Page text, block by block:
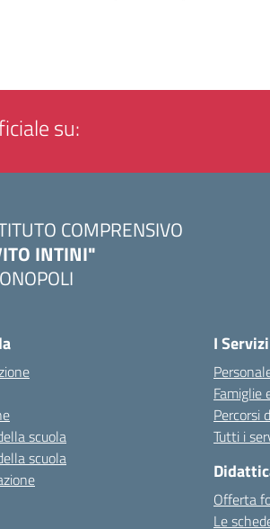
su:
COMPRENSIVO
INTINI"
scuola
scuola
I Servizi
Famiglie
Percorsi
Tutti i
Offerta
Le